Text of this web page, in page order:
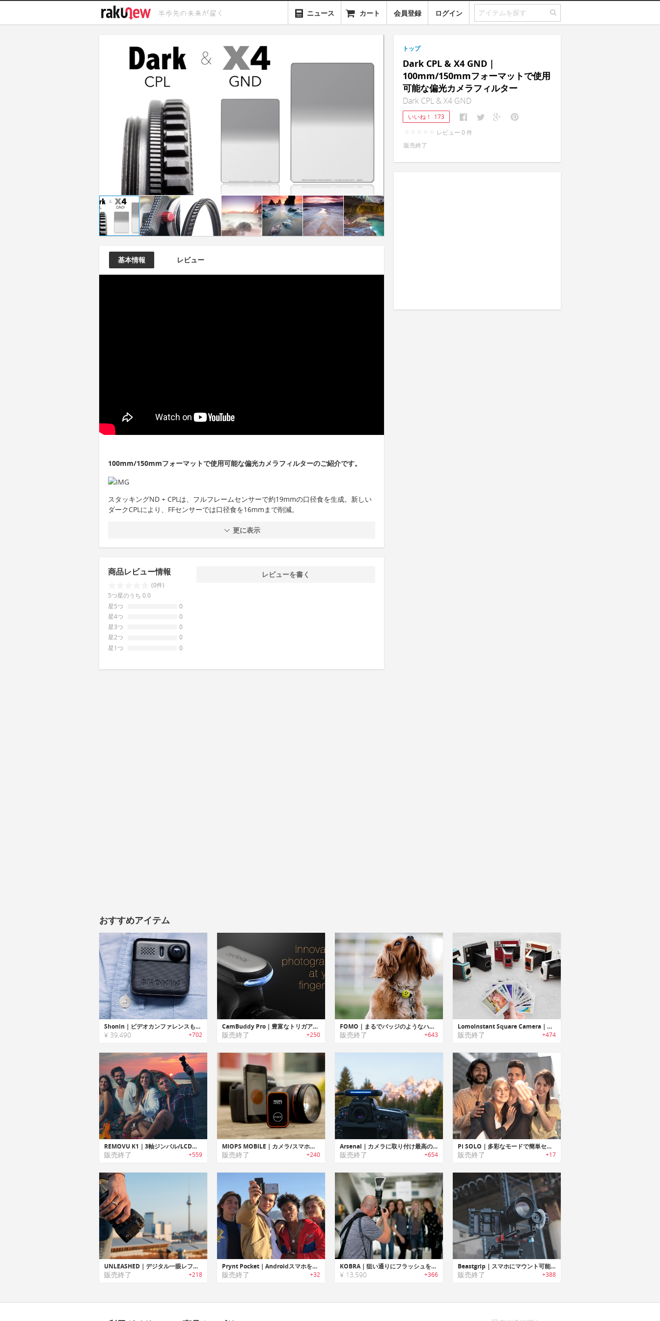
ニュース カート 会員登録 ログイン
基本情報 レビュー
100mm/150mmフォーマットで使用可能な偏光カメラフィルターのご紹介です。
スタッキングND + CPLは、フルフレームセンサーで約19mmの口径食を生成。新しい
ダークCPLにより、FFセンサーでは口径食を16mmまで削減。
更に表示
商品レビュー情報
(0件)
5つ星のうち 0.0
星5つ
0
星4つ
0
星3つ
0
星2つ
0
星1つ
0
レビューを書く
トップ
Dark CPL & X4 GND｜
100mm/150mmフォーマットで使用
可能な偏光カメラフィルター
Dark CPL & X4 GND
いいね！
173
レビュー 0 件
販売終了
おすすめアイテム
Shonin｜ビデオカンファレンスも可能なウェアラブルセキュリティーカメラ「ショーニン」
¥ 39,490 +702
CamBuddy Pro｜豊富なトリガアクションを提供するデジタル一眼レフカメラ用スマートコントローラー「カムボディープロ」
販売終了 +250
FOMO｜まるでバッジのようなハンズフリーウェアラブルカメラ「フォーモ」
販売終了 +643
LomoInstant Square Camera｜スクエア写真が楽しめるアナログインスタントカメラ「ロモインスタントスクエア」
販売終了 +474
REMOVU K1｜3軸ジンバル/LCDスクリーン搭載4Kカメラ「レモービューK1」
販売終了 +559
MIOPS MOBILE｜カメラ/スマホをコントロール可能なスマートリモートカメラコントローラー「マイオップスモバイル」
販売終了 +240
Arsenal｜カメラに取り付け最高のショットを可能にするAI搭載カメラアシスタント「アーセナル」
販売終了 +654
Pi SOLO｜多彩なモードで簡単セルフィー撮影/シェア可能なカメラ「パイソロ」
販売終了 +17
UNLEASHED｜デジタル一眼レフカメラ用スマートリモートコントローラー「アンリーシュド」
販売終了 +218
Prynt Pocket｜Androidスマホをインスタントカメラに変身させるプリントデバイス「プリントポケット」
販売終了 +32
KOBRA｜狙い通りにフラッシュを当てられるフラッシュモディファイア「コーブラ」
¥ 13,590 +366
Beastgrip｜スマホにマウント可能なDOFアダプター/ワイドアングルレンズキット付きカメラグリップ
販売終了 +388